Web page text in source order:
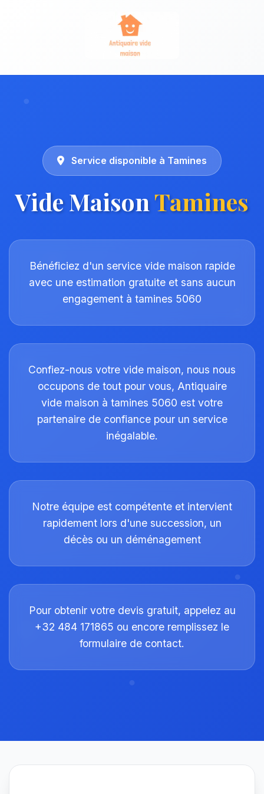
Service disponible à Tamines
Vide MaisonTamines
Bénéficiez d'un service vide maison rapide
avec une estimation gratuite et sans aucun
engagement à tamines 5060
Confiez-nous votre vide maison, nous nous
occupons de tout pour vous, Antiquaire
vide maison à tamines 5060 est votre
partenaire de confiance pour un service
inégalable.
Notre équipe est compétente et intervient
rapidement lors d'une succession, un
décès ou un déménagement
Pour obtenir votre devis gratuit, appelez au
+32 484 171865 ou encore remplissez le
formulaire de contact.